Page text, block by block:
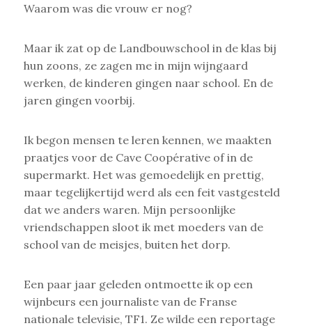
Waarom was die vrouw er nog?
Maar ik zat op de Landbouwschool in de klas bij
hun zoons, ze zagen me in mijn wijngaard
werken, de kinderen gingen naar school. En de
jaren gingen voorbij.
Ik begon mensen te leren kennen, we maakten
praatjes voor de Cave Coopérative of in de
supermarkt. Het was gemoedelijk en prettig,
maar tegelijkertijd werd als een feit vastgesteld
dat we anders waren. Mijn persoonlijke
vriendschappen sloot ik met moeders van de
school van de meisjes, buiten het dorp.
Een paar jaar geleden ontmoette ik op een
wijnbeurs een journaliste van de Franse
nationale televisie, TF1. Ze wilde een reportage